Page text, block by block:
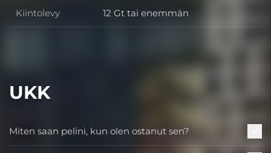
Kiintolevy Kiintolevy
12 Gt tai enemmän
UKK
Miten saan pelini, kun olen ostanut sen?